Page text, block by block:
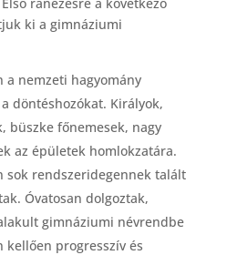
ki a gimnáziumi
a nemzeti hagyomány
döntéshozókat. Királyok,
büszke főnemesek, nagy
az épületek homlokzatára.
sok rendszeridegennek talált
Óvatosan dolgoztak,
gimnáziumi névrendbe
kellően progresszív és